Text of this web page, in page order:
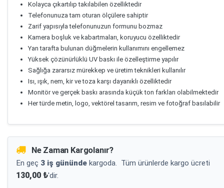
Kolayca çıkartılıp takılabilen özelliktedir
Telefonunuza tam oturan ölçülere sahiptir
Zarif yapısıyla telefonunuzun formunu bozmaz
Kamera boşluk ve kabartmaları, koruyucu özelliktedir
Yan tarafta bulunan düğmelerin kullanımını engellemez
Yüksek çözünürlüklü UV baskı ile özelleştirme yapılır
Sağlığa zararsız mürekkep ve üretim teknikleri kullanılır
Isı, ışık, nem, kir ve toza karşı dayanıklı özelliktedir
Monitör ve gerçek baskı arasında küçük ton farkları olabilmektedir
Her türde metin, logo, vektörel tasarım, resim ve fotoğraf basılabilir
Ne Zaman Kargolanır?
En geç 3 iş gününde kargoda. Tüm ürünlerde kargo ücreti
130,00 ₺'dir.